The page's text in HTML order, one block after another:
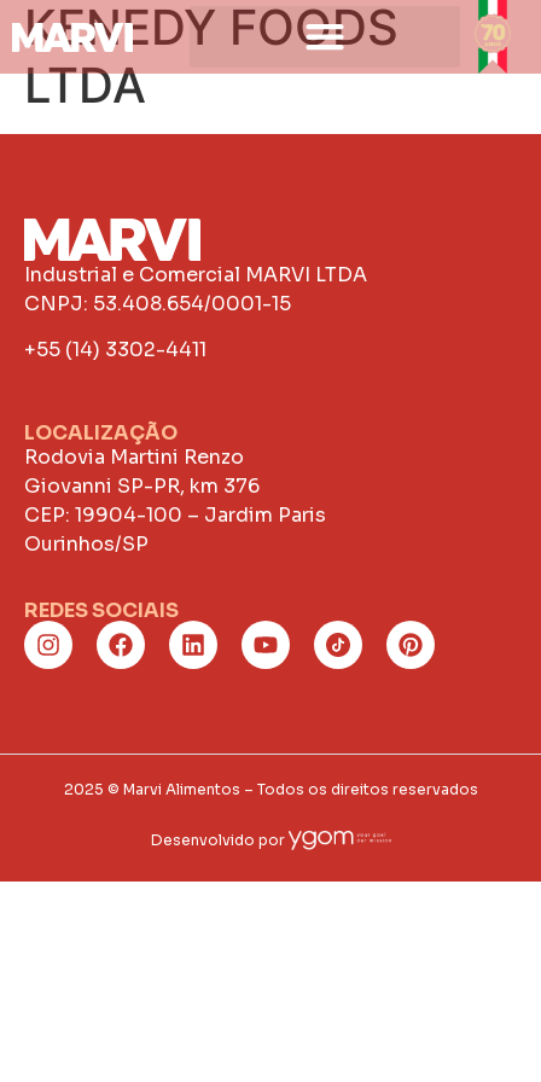
KENEDY FOODS
LTDA
Industrial e Comercial MARVI LTDA
CNPJ: 53.408.654/0001-15
+55 (14) 3302-4411
LOCALIZAÇÃO
Rodovia Martini Renzo
Giovanni SP-PR, km 376
CEP: 19904-100 – Jardim Paris
Ourinhos/SP
REDES SOCIAIS
2025 © Marvi Alimentos – Todos os direitos reservados
Desenvolvido por